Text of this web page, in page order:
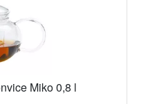
Miko 0,8 l